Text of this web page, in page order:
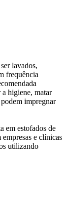
lavados,
frequência
higiene, matar
impregnar
em estofados de
e clínicas
utilizando